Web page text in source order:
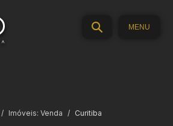
MENU
Imóveis: Venda Curitiba